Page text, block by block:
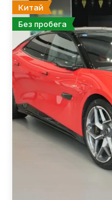
Китай
Без пробега